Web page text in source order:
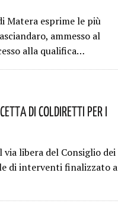
Matera esprime le più
ammesso al
alla qualifica…
Di Coldiretti Per I
libera del Consiglio dei
di interventi finalizzato a